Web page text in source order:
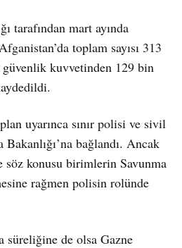
tarafından mart ayında
toplam sayısı 313
kuvvetinden 129 bin
uyarınca sınır polisi ve sivil
bağlandı. Ancak
söz konusu birimlerin Savunma
rağmen polisin rolünde
süreliğine de olsa Gazne